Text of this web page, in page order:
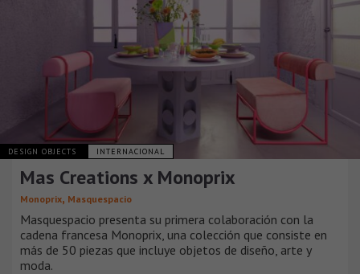
DESIGN OBJECTS INTERNACIONAL
Mas Creations x Monoprix
Monoprix, Masquespacio
Masquespacio presenta su primera colaboración con la
cadena francesa Monoprix, una colección que consiste en
más de 50 piezas que incluye objetos de diseño, arte y
moda.